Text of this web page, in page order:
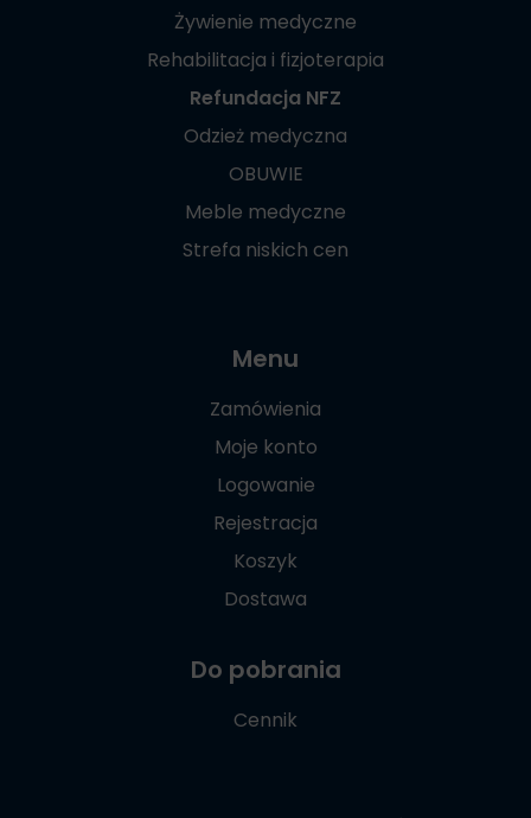
Żywienie medyczne
Rehabilitacja i fizjoterapia
Refundacja NFZ
Odzież medyczna
OBUWIE
Meble medyczne
Strefa niskich cen
Menu
Zamówienia
Moje konto
Logowanie
Rejestracja
Koszyk
Dostawa
Do pobrania
Cennik